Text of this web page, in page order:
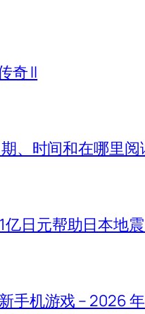
奇 II
、时间和在哪里
日元帮助日本地
手机游戏 – 2026 年